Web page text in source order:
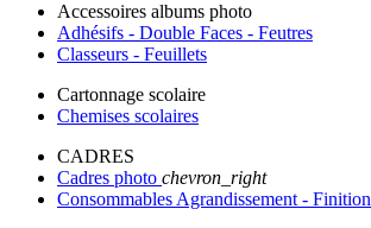
Accessoires albums photo
Adhésifs - Double Faces - Feutres
Classeurs - Feuillets
Cartonnage scolaire
Chemises scolaires
CADRES
Cadres photo chevron_right
Consommables Agrandissement - Finition